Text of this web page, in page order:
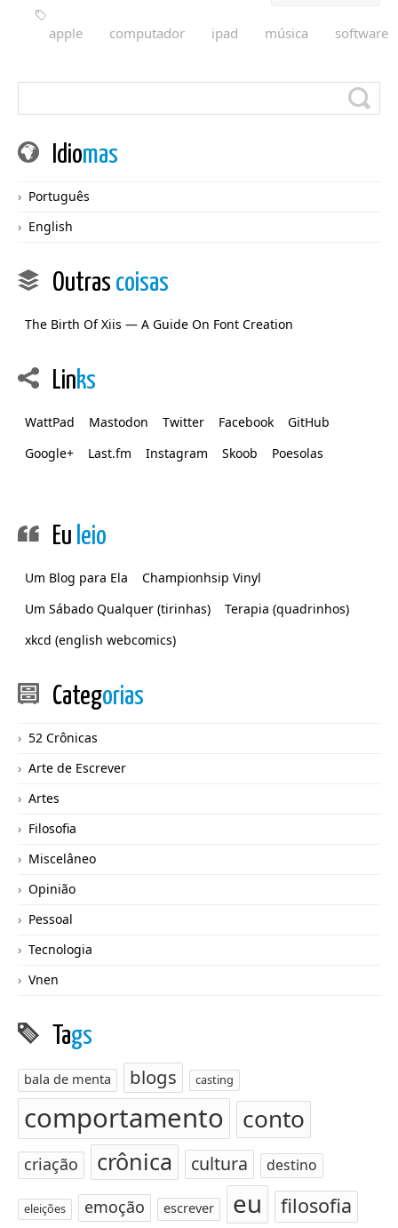
apple computador ipad música software
Idiomas
Português
English
Outras coisas
The Birth Of Xiis — A Guide On Font Creation
Links
WattPad Mastodon Twitter Facebook
GitHub
Google+
Last.fm Instagram Skoob Poesolas
Eu leio
Um Blog para Ela
Championhsip Vinyl
Um Sábado Qualquer (tirinhas)
Terapia (quadrinhos)
xkcd (english webcomics)
Categorias
52 Crônicas
Arte de Escrever
Artes
Filosofia
Miscelâneo
Opinião
Pessoal
Tecnologia
Vnen
Tags
bala de menta blogs casting
comportamento conto
criação crônica cultura destino
eleições emoção escrever eu filosofia